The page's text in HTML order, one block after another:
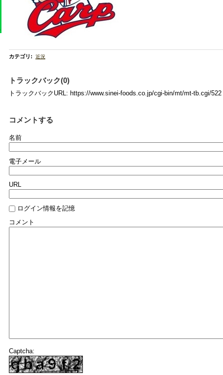
カテゴリ : 近況
トラックバック(0)
トラックバックURL: https://www.sinei-foods.co.jp/cgi-bin/mt/mt-tb.cgi/522
コメントする
名前
電子メール
URL
ログイン情報を記憶
コメント
Captcha: